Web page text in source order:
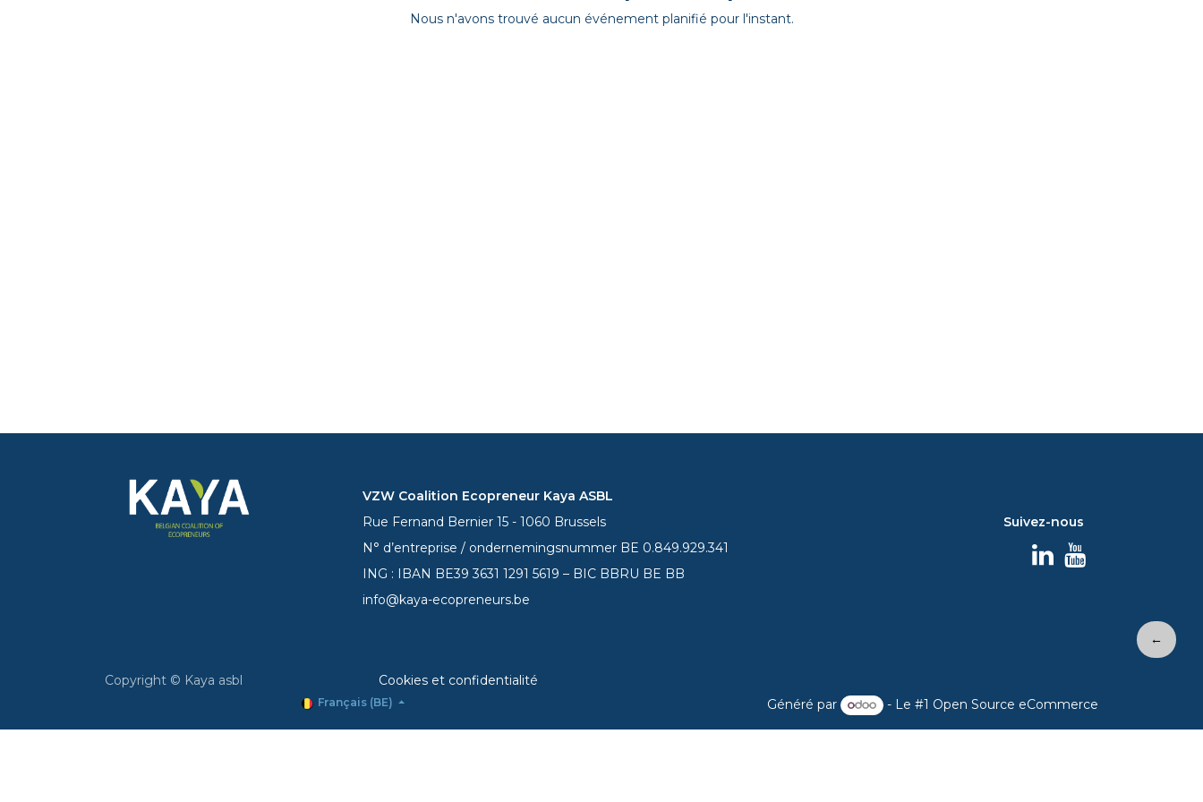
Nous n'avons trouvé aucun événement planifié pour l'instant.
Suivez-nous
←
VZW Coalition Ecopreneur Kaya ASBL
Rue Fernand Bernier 15 - 1060 Brussels
N° d’entreprise / ondernemingsnummer BE 0.849.929.341
ING : IBAN BE393631 1291 5619 – BIC BBRU BE BB
info@kaya-ecopreneurs.be
Copyright © Kaya asbl Cookies et confidentialité
Français (BE) Généré par - Le #1 Open Source eCommerce